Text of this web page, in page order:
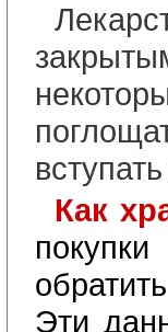
Как
Эти